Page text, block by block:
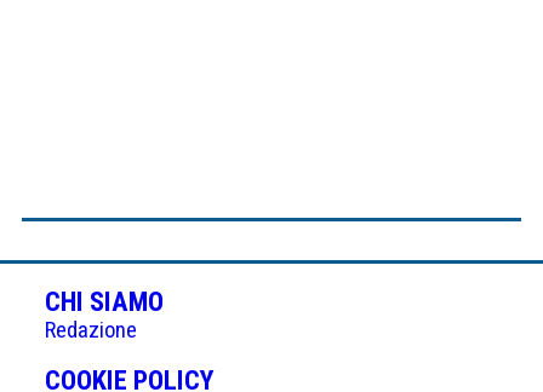
CHI SIAMO
Redazione
COOKIE POLICY(APRE